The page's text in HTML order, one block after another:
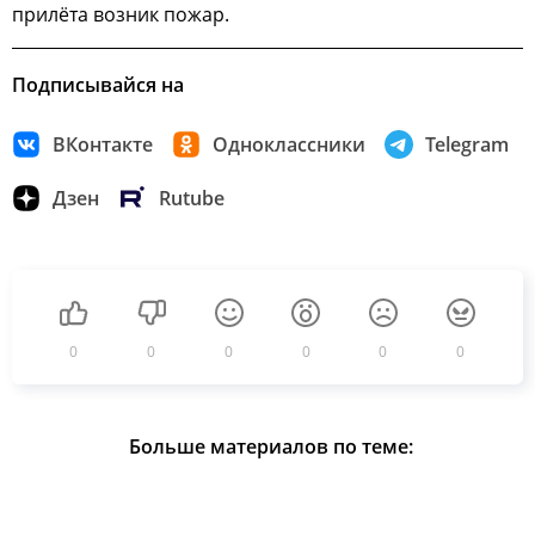
прилёта возник пожар.
Подписывайся на
ВКонтакте Одноклассники Telegram
Дзен Rutube
0 0 0 0 0 0
Больше материалов по теме: